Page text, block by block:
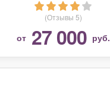
(Отзывы 5)
от 27 000 руб.